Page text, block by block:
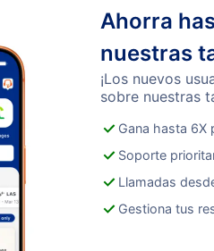
Ahorra
nuestras
¡Los nuevos
sobre nuestras
Gana hasta 6X
Soporte
Llamadas
Gestiona tus